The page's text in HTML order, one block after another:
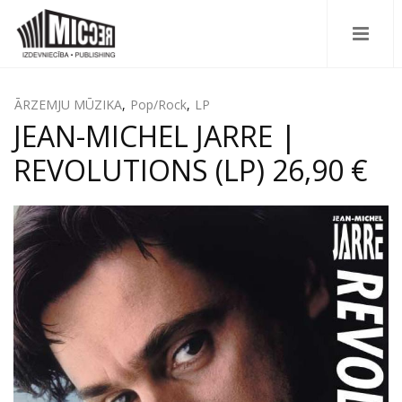
ĀRZEMJU MŪZIKA, Pop/Rock, LP
JEAN-MICHEL JARRE |
REVOLUTIONS (LP) 26,90 €